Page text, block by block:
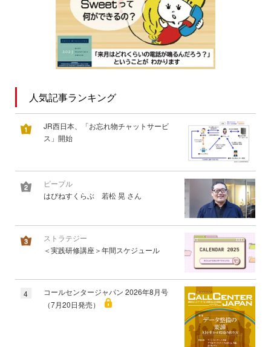
人気記事ランキング
JR西日本、「お忘れ物チャットサービ
ス」開始
ピープル
はぴねすくらぶ 若松 晃 さん
ストラテジー
＜実践研修講座＞年間スケジュール
4
コールセンタージャパン 2026年8月号
（7月20日発売）